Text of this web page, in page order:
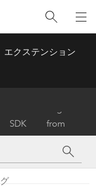
エクステンション
SDK
from
ArcMap